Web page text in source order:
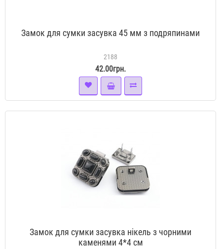
Замок для сумки засувка 45 мм з подряпинами
2188
42.00грн.
Замок для сумки засувка нікель з чорними
каменями 4*4 см